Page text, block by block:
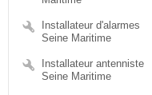
Installateur d'alarmes
Seine Maritime
Installateur antenniste
Seine Maritime